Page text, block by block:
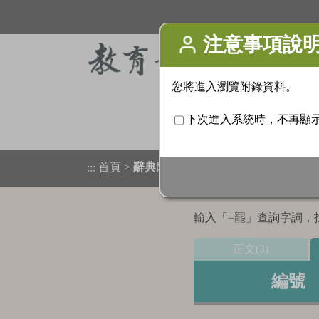
::: 首頁 > 辭典附錄
輸入「 =罷 」查詢字詞
正文(3)
編號